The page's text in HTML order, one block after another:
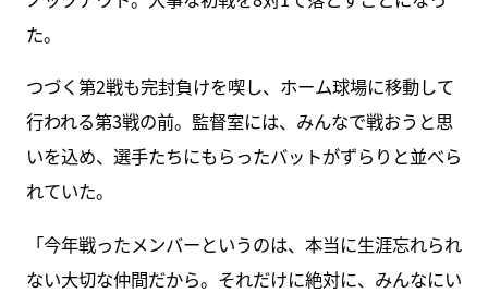
た。
つづく第2戦も完封負けを喫し、ホーム球場に移動して
行われる第3戦の前。監督室には、みんなで戦おうと思
いを込め、選手たちにもらったバットがずらりと並べら
れていた。
「今年戦ったメンバーというのは、本当に生涯忘れられ
ない大切な仲間だから。それだけに絶対に、みんなにい